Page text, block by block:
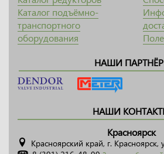
Каталог подъёмно-
транспортного
оборудования
НАШИ
НАШИ
Красноярск
Красноярский край, г.